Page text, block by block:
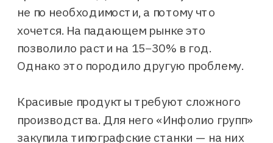
не по необходимости, а потому что
хочется. На падающем рынке это
позволило расти на 15−30% в год.
Однако это породило другую проблему.
Красивые продукты требуют сложного
производства. Для него «Инфолио групп»
закупила типографские станки — на них